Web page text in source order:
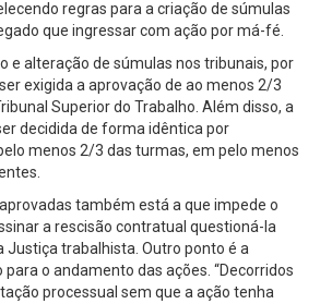
regras para a criação de súmulas
que ingressar com ação por má-fé.
e alteração de súmulas nos tribunais, por
exigida a aprovação de ao menos 2/3
Superior do Trabalho. Além disso, a
decidida de forma idêntica por
menos 2/3 das turmas, em pelo menos
também está a que impede o
a rescisão contratual questioná-la
Justiça trabalhista. Outro ponto é a
para o andamento das ações. “Decorridos
processual sem que a ação tenha